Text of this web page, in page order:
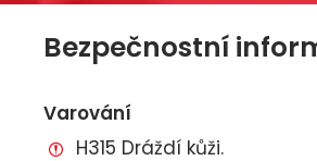
Bezpečnostní
Varování
H315 Dráždí kůži.